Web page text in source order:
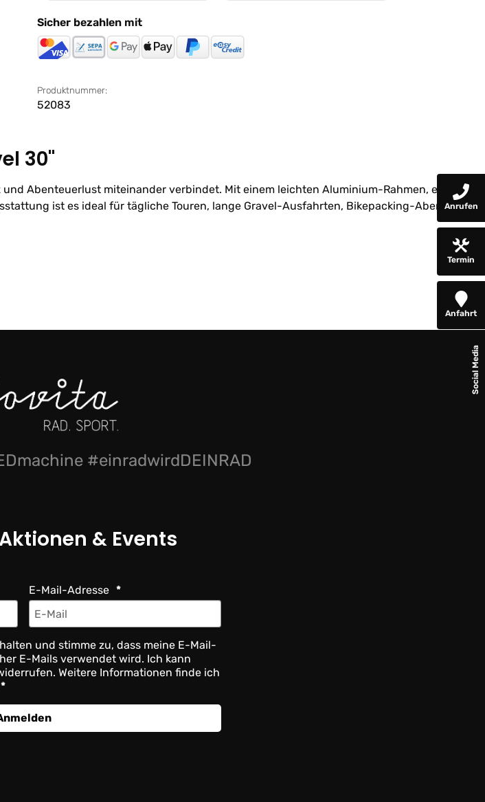
Sicher bezahlen mit
Produktnummer:
52083
30"
Abenteuerlust miteinander verbindet. Mit einem leichten Aluminium-Rahmen, einer
ist es ideal für tägliche Touren, lange Gravel-Ausfahrten, Bikepacking-Abenteuer
#einradwirdDEINRAD
& Events
E-Mail-Adresse
und stimme zu, dass meine E-Mail-
E-Mails verwendet wird. Ich kann
Weitere Informationen finde ich
Anrufen
Termin
Anfahrt
Social Media